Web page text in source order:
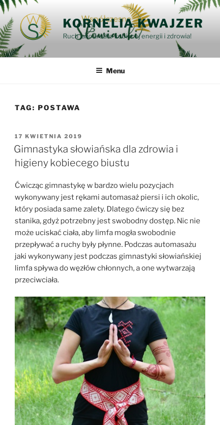
Przejdź
do
treści
KORNELIA KWAJZER
Ruch jako źródło kobiecej energii i zdrowia!
Menu
TAG: POSTAWA
OPUBLIKOWANE
W
17 KWIETNIA 2019
Gimnastyka słowiańska dla zdrowia i
higieny kobiecego biustu
Ćwicząc gimnastykę w bardzo wielu pozycjach
wykonywany jest rękami automasaż piersi i ich okolic,
który posiada same zalety. Dlatego ćwiczy się bez
stanika, gdyż potrzebny jest swobodny dostęp. Nic nie
może uciskać ciała, aby limfa mogła swobodnie
przepływać a ruchy były płynne. Podczas automasażu
jaki wykonywany jest podczas gimnastyki słowiańskiej
limfa spływa do węzłów chłonnych, a one wytwarzają
przeciwciała.